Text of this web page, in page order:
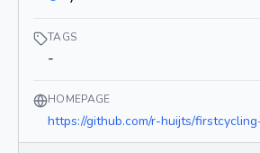
TAGS
-
HOMEPAGE
https://github.com/r-huijts/